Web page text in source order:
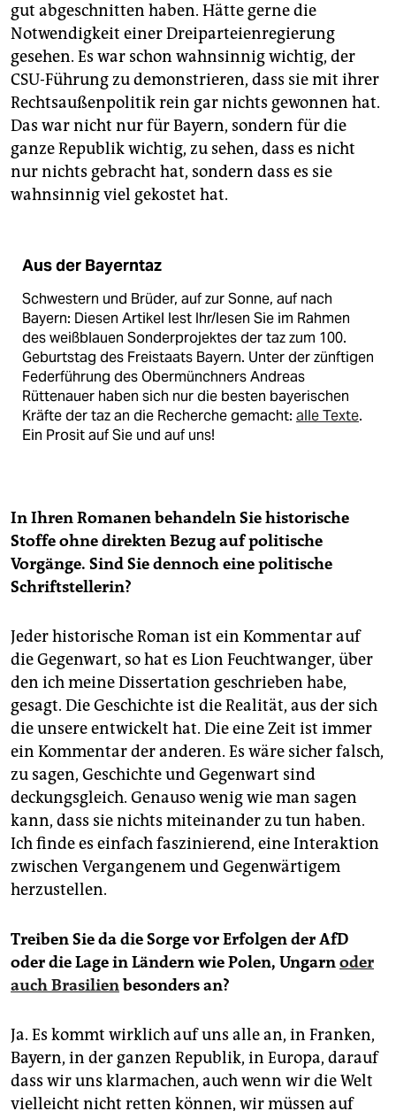
gut abgeschnitten haben. Hätte gerne die
Notwendigkeit einer Dreiparteienregierung
gesehen. Es war schon wahnsinnig wichtig, der
CSU-Führung zu demonstrieren, dass sie mit ihrer
Rechtsaußenpolitik rein gar nichts gewonnen hat.
Das war nicht nur für Bayern, sondern für die
ganze Republik wichtig, zu sehen, dass es nicht
nur nichts gebracht hat, sondern dass es sie
wahnsinnig viel gekostet hat.
Aus der Bayerntaz
Schwestern und Brüder, auf zur Sonne, auf nach
Bayern: Diesen Artikel lest Ihr/lesen Sie im Rahmen
des weißblauen Sonderprojektes der taz zum 100.
Geburtstag des Freistaats Bayern. Unter der zünftigen
Federführung des Obermünchners Andreas
Rüttenauer haben sich nur die besten bayerischen
Kräfte der taz an die Recherche gemacht: alle Texte.
Ein Prosit auf Sie und auf uns!
In Ihren Romanen behandeln Sie historische
Stoffe ohne direkten Bezug auf politische
Vorgänge. Sind Sie dennoch eine politische
Schriftstellerin?
Jeder historische Roman ist ein Kommentar auf
die Gegenwart, so hat es Lion Feuchtwanger, über
den ich meine Dissertation geschrieben habe,
gesagt. Die Geschichte ist die Realität, aus der sich
die unsere entwickelt hat. Die eine Zeit ist immer
ein Kommentar der anderen. Es wäre sicher falsch,
zu sagen, Geschichte und Gegenwart sind
deckungsgleich. Genauso wenig wie man sagen
kann, dass sie nichts miteinander zu tun haben.
Ich finde es einfach faszinierend, eine Interaktion
zwischen Vergangenem und Gegenwärtigem
herzustellen.
Treiben Sie da die Sorge vor Erfolgen der AfD
oder die Lage in Ländern wie Polen, Ungarnoder
auch Brasilienbesonders an?
Ja. Es kommt wirklich auf uns alle an, in Franken,
Bayern, in der ganzen Republik, in Europa, darauf
dass wir uns klarmachen, auch wenn wir die Welt
vielleicht nicht retten können, wir müssen auf